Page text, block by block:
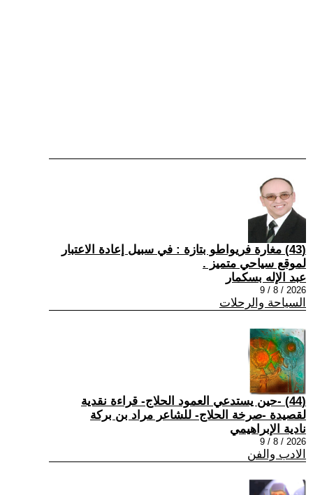
(43) مغارة فريواطو بتازة : في سبيل إعادة الاعتبار
لموقع سياحي متميز .
عبد الإله بسكمار
2026 / 8 / 9
السياحة والرحلات
(44) -حين يستدعي العمود الحلاج- قراءة نقدية
لقصيدة -صرخة الحلاج- للشاعر مراد بن بركة
نادية الإبراهيمي
2026 / 8 / 9
الادب والفن